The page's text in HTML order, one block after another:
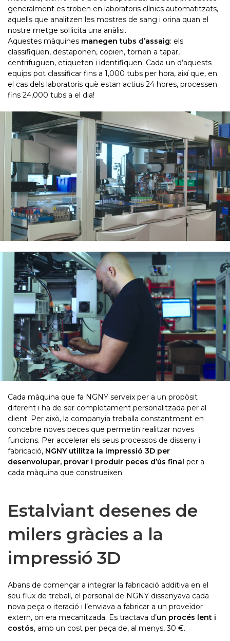
generalment es troben en laboratoris clínics automatitzats,
aquells que analitzen les mostres de sang i orina quan el
nostre metge sol·licita una anàlisi.
Aquestes màquines manegen tubs d’assaig: els
classifiquen, destaponen, copien, tornen a tapar,
centrifuguen, etiqueten i identifiquen. Cada un d’aquests
equips pot classificar fins a 1,000 tubs per hora, així que, en
el cas dels laboratoris què estan actius 24 hores, processen
fins 24,000 tubs a el dia!
Cada màquina que fa NGNY serveix per a un propòsit
diferent i ha de ser completament personalitzada per al
client. Per això, la companyia treballa constantment en
concebre noves peces que permetin realitzar noves
funcions. Per accelerar els seus processos de disseny i
fabricació, NGNY utilitza la impressió 3D per
desenvolupar, provar i produir peces d’ús final per a
cada màquina que construeixen.
Estalviant desenes de
milers gràcies a la
impressió 3D
Abans de començar a integrar la fabricació additiva en el
seu flux de treball, el personal de NGNY dissenyava cada
nova peça o iteració i l’enviava a fabricar a un proveïdor
extern, on era mecanitzada. Es tractava d’un procés lent i
costós, amb un cost per peça de, al menys, 30 €.